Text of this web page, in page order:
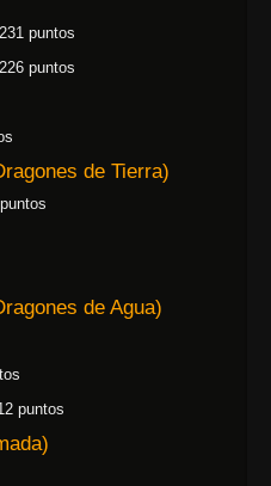
puntos
puntos
de Tierra)
de Agua)
puntos